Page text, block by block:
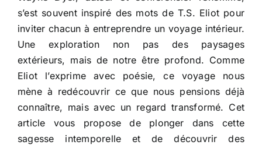
s’est souvent inspiré des mots de T.S. Eliot pour
inviter chacun à entreprendre un voyage intérieur.
Une exploration non pas des paysages
extérieurs, mais de notre être profond. Comme
Eliot l’exprime avec poésie, ce voyage nous
mène à redécouvrir ce que nous pensions déjà
connaître, mais avec un regard transformé. Cet
article vous propose de plonger dans cette
sagesse intemporelle et de découvrir des